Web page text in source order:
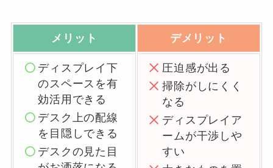
メリット デメリット
ディスプレイ下
のスペースを有
効活用できる
デスク上の配線
を目隠しできる
デスクの見た目
圧迫感が出る
掃除がしにくく
なる
ディスプレイア
ームが干渉しや
すい